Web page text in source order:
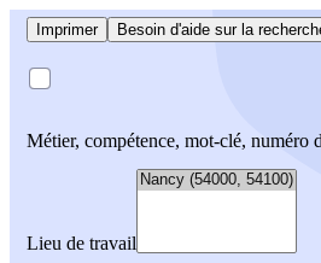
Imprimer Besoin d'aide sur la
Métier, compétence, mot-clé, numéro
Lieu de travail